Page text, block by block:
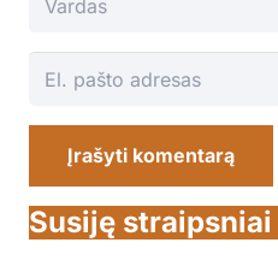
Įrašyti komentarą
Susiję straipsniai